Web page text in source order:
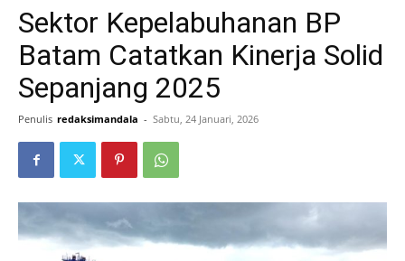
Sektor Kepelabuhanan BP
Batam Catatkan Kinerja Solid
Sepanjang 2025
Penulis redaksimandala - Sabtu, 24 Januari, 2026